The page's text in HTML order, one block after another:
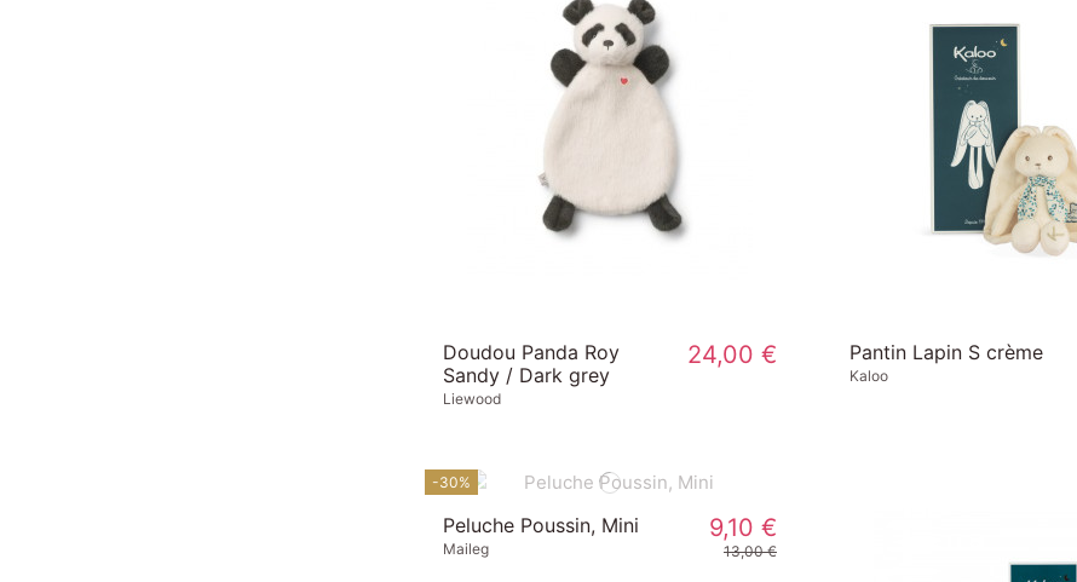
Doudou Panda Roy
Sandy / Dark grey
Liewood
24,00 € Pantin Lapin S crème
Kaloo
-30%
Peluche Poussin, Mini
Maileg
9,10 €
13,00 €